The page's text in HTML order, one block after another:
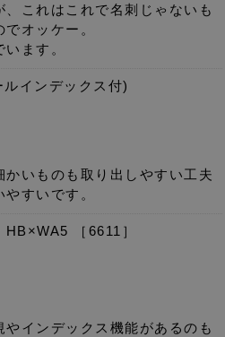
これはこれで名刺じゃないも
オッケー。
ます。
インデックス付)
いものも取り出しやすい工夫
すいです。
［6611］
インデックス機能があるのも